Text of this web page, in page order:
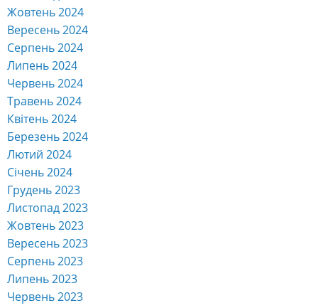
Жовтень 2024
Вересень 2024
Серпень 2024
Липень 2024
Червень 2024
Травень 2024
Квітень 2024
Березень 2024
Лютий 2024
Січень 2024
Грудень 2023
Листопад 2023
Жовтень 2023
Вересень 2023
Серпень 2023
Липень 2023
Червень 2023